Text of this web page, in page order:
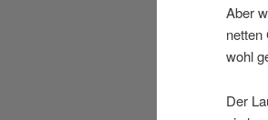
Aber
netten
wohl
Der